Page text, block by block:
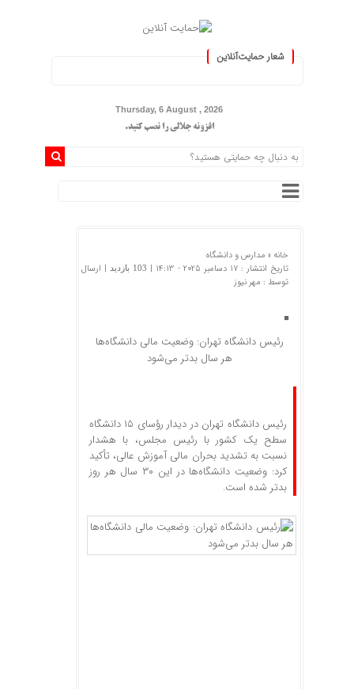
شعار حمایت‌آنلاین
Thursday, 6 August , 2026
افزونه جلالی را نصب کنید.
خانه » مدارس و دانشگاه
تاریخ انتشار : 17 دسامبر 2025 - 14:13 |
103 بازدید
| ارسال
توسط : مهر نیوز
رئیس دانشگاه تهران: وضعیت مالی دانشگاه‌ها
هر سال بدتر می‌شود
رئیس دانشگاه تهران در دیدار رؤسای ۱۵ دانشگاه
سطح یک کشور با رئیس مجلس، با هشدار
نسبت به تشدید بحران مالی آموزش عالی، تأکید
کرد: وضعیت دانشگاه‌ها در این ۳۰ سال هر روز
بدتر شده است.